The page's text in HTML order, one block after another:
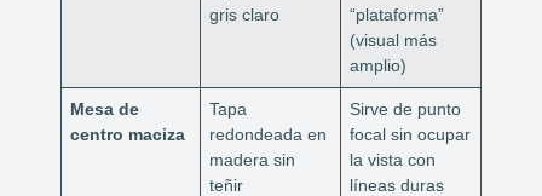
gris claro
“plataforma”
(visual más
amplio)
Mesa de
centro maciza
Tapa
redondeada en
madera sin
teñir
Sirve de punto
focal sin ocupar
la vista con
líneas duras